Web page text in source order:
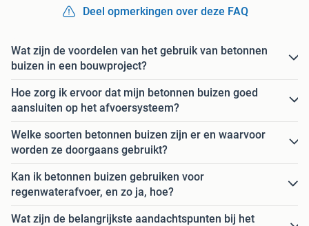
Deel opmerkingen over deze FAQ
Wat zijn de voordelen van het gebruik van betonnen
buizen in een bouwproject?
Hoe zorg ik ervoor dat mijn betonnen buizen goed
aansluiten op het afvoersysteem?
Welke soorten betonnen buizen zijn er en waarvoor
worden ze doorgaans gebruikt?
Kan ik betonnen buizen gebruiken voor
regenwaterafvoer, en zo ja, hoe?
Wat zijn de belangrijkste aandachtspunten bij het